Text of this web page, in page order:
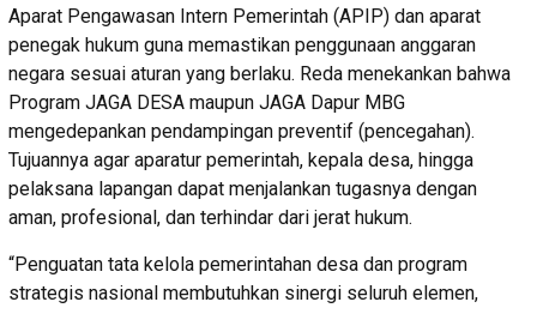
Aparat Pengawasan Intern Pemerintah (APIP) dan aparat
penegak hukum guna memastikan penggunaan anggaran
negara sesuai aturan yang berlaku. Reda menekankan bahwa
Program JAGA DESA maupun JAGA Dapur MBG
mengedepankan pendampingan preventif (pencegahan).
Tujuannya agar aparatur pemerintah, kepala desa, hingga
pelaksana lapangan dapat menjalankan tugasnya dengan
aman, profesional, dan terhindar dari jerat hukum.
“Penguatan tata kelola pemerintahan desa dan program
strategis nasional membutuhkan sinergi seluruh elemen,